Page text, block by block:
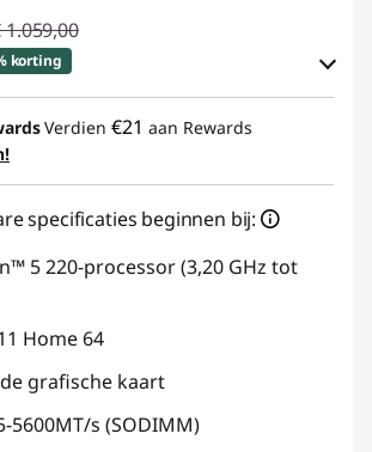
1.059,00
korting
:-€ 197,41
:
Verdien €21 aan Rewards
specificaties beginnen bij:
5 220-processor (3,20 GHz tot
Home 64
grafische kaart
5600MT/s (SODIMM)